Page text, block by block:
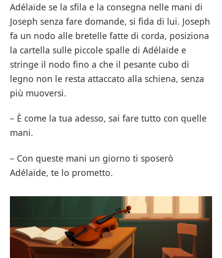
Adélaïde se la sfila e la consegna nelle mani di
Joseph senza fare domande, si fida di lui. Joseph
fa un nodo alle bretelle fatte di corda, posiziona
la cartella sulle piccole spalle di Adélaïde e
stringe il nodo fino a che il pesante cubo di
legno non le resta attaccato alla schiena, senza
più muoversi.
– È come la tua adesso, sai fare tutto con quelle
mani.
– Con queste mani un giorno ti sposerò
Adélaïde, te lo prometto.